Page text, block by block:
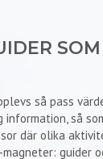
SOM
så pass
så
där olika
guider